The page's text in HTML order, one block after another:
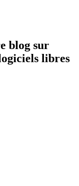
blog sur
libres